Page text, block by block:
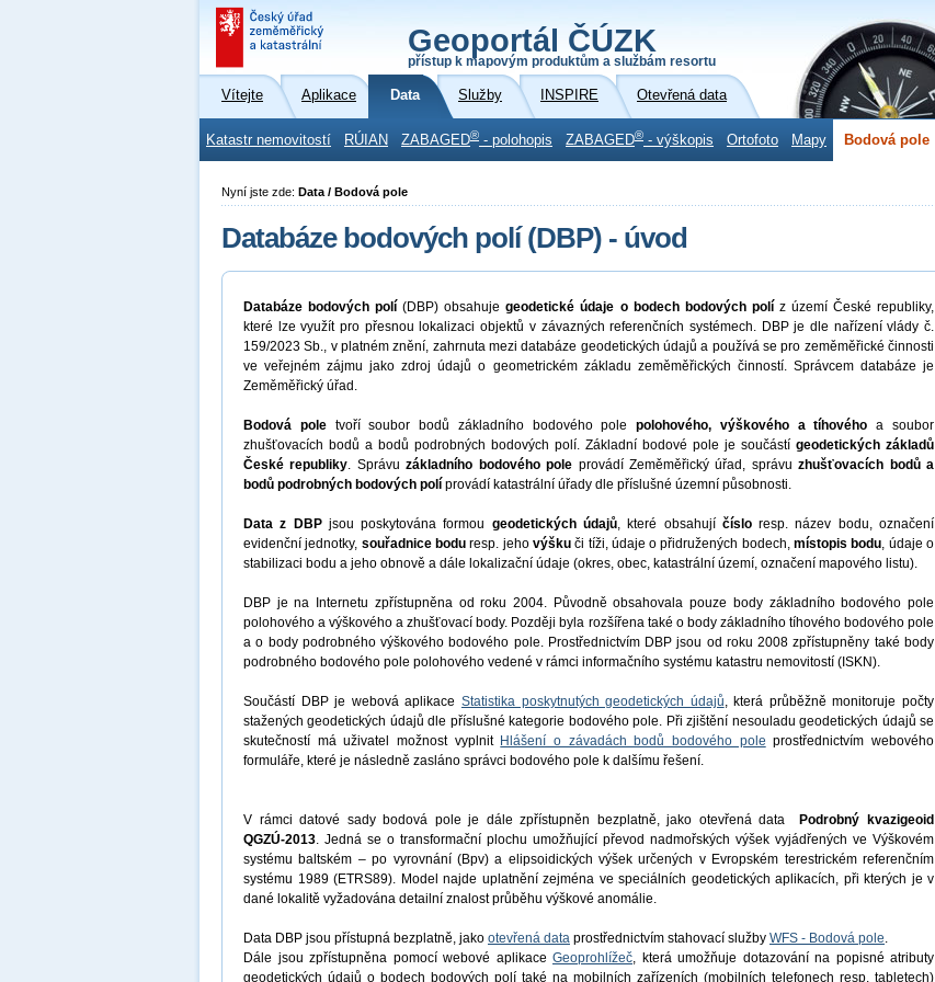
Geoportál ČÚZK
přístup k mapovým produktům a službám resortu
Vítejte Aplikace Data Služby INSPIRE Otevřená data
Katastr nemovitostí RÚIAN ZABAGED® - polohopis ZABAGED® - výškopis Ortofoto Mapy Bodová pole
Nyní jste zde: Data / Bodová pole
Databáze bodových polí (DBP) - úvod
Databáze bodových polí (DBP) obsahujegeodetické údaje o bodech bodových políz území České republiky,
které lze využít pro přesnou lokalizaci objektů v závazných referenčních systémech. DBP je dle nařízení vlády č.
159/2023 Sb., v platném znění, zahrnuta mezi databáze geodetických údajů a používá se pro zeměměřické činnosti
ve veřejném zájmu jako zdroj údajů o geometrickém základu zeměměřických činností. Správcem databáze je
Zeměměřický úřad.
Bodová poletvoří soubor bodů základního bodového polepolohového, výškového a tíhového a soubor
zhušťovacích bodů a bodů podrobných bodových polí. Základní bodové pole je součástí geodetických základů
České republiky. Správuzákladního bodového pole provádí Zeměměřický úřad, správuzhušťovacích bodů a
bodů podrobných bodových polí provádí katastrální úřady dle příslušné územní působnosti.
Data z DBPjsou poskytována formou geodetických údajů, které obsahují čísloresp. název bodu, označení
evidenční jednotky, souřadnice boduresp. jeho výškuči tíži, údaje o přidružených bodech,místopis bodu, údaje o
stabilizaci bodu a jeho obnově a dále lokalizační údaje (okres, obec, katastrální území, označení mapového listu).
DBP je na Internetu zpřístupněna od roku 2004. Původně obsahovala pouze body základního bodového pole
polohového a výškového a zhušťovací body. Později byla rozšířena také o body základního tíhového bodového pole
a o body podrobného výškového bodového pole. Prostřednictvím DBP jsou od roku 2008 zpřístupněny také body
podrobného bodového pole polohového vedené v rámci informačního systému katastru nemovitostí (ISKN).
Součástí DBP je webová aplikace Statistika poskytnutých geodetických údajů, která průběžně monitoruje počty
stažených geodetických údajů dle příslušné kategorie bodového pole. Při zjištění nesouladu geodetických údajů se
skutečností má uživatel možnost vyplnit Hlášení o závadách bodů bodového pole prostřednictvím webového
formuláře, které je následně zasláno správci bodového pole k dalšímu řešení.
V rámci datové sady bodová pole je dále zpřístupněn bezplatně, jako otevřená data
Podrobný kvazigeoid
QGZÚ-2013. Jedná se o transformační plochu umožňující převod nadmořských výšek vyjádřených ve Výškovém
systému baltském – po vyrovnání (Bpv) a elipsoidických výšek určených v Evropském terestrickém referenčním
systému 1989 (ETRS89). Model najde uplatnění zejména ve speciálních geodetických aplikacích, při kterých je v
dané lokalitě vyžadována detailní znalost průběhu výškové anomálie.
Data DBP jsou přístupná bezplatně, jako otevřená data prostřednictvím stahovací služby WFS - Bodová pole.
Dále jsou zpřístupněna pomocí webové aplikace Geoprohlížeč, která umožňuje dotazování na popisné atributy
geodetických údajů o bodech bodových polí také na mobilních zařízeních (mobilních telefonech resp. tabletech)